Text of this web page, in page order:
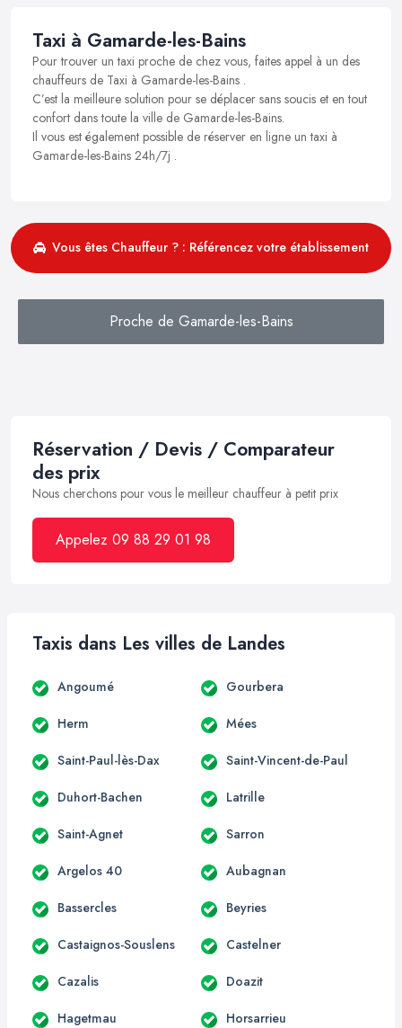
Taxi à Gamarde-les-Bains
Pour trouver un taxi proche de chez vous, faites appel à un des
chauffeurs de Taxi à Gamarde-les-Bains .
C’est la meilleure solution pour se déplacer sans soucis et en tout
confort dans toute la ville de Gamarde-les-Bains.
Il vous est également possible de réserver en ligne un taxi à
Gamarde-les-Bains 24h/7j .
Vous êtes Chauffeur ? : Référencez votre établissement
Proche de Gamarde-les-Bains
Réservation / Devis / Comparateur
des prix
Nous cherchons pour vous le meilleur chauffeur à petit prix
Appelez 09 88 29 01 98
Taxis dans Les villes de Landes
Angoumé Gourbera
Herm Mées
Saint-Paul-lès-Dax Saint-Vincent-de-Paul
Duhort-Bachen Latrille
Saint-Agnet Sarron
Argelos 40 Aubagnan
Bassercles Beyries
Castaignos-Souslens Castelner
Cazalis Doazit
Hagetmau Horsarrieu